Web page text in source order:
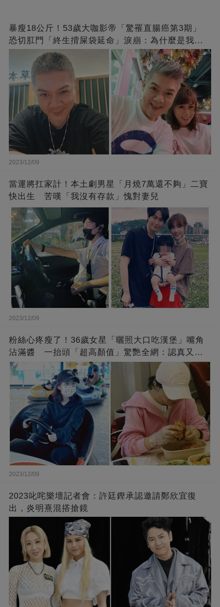
暴瘦18公斤！53歲大咖影帝「驚罹直腸癌第3期」
恐切肛門「終生揹屎袋延命」淚崩：為什麼是我...
2023/12/09
當運將扛家計！本土劇男星「月燒7萬還不夠」二寶
快出生 苦嘆「我沒有存款」愧對妻兒
2023/12/09
粉絲心疼瘦了！36歲女星「曬照大口吃漢堡」嘴角
沾滿醬 一抬頭「超高顏值」驚艷全網：認真又美
麗!
2023/12/09
2023叱咤樂壇記者會：許廷鏗承認邀請鄭欣宜復
出，炎明熹混搭搶鏡